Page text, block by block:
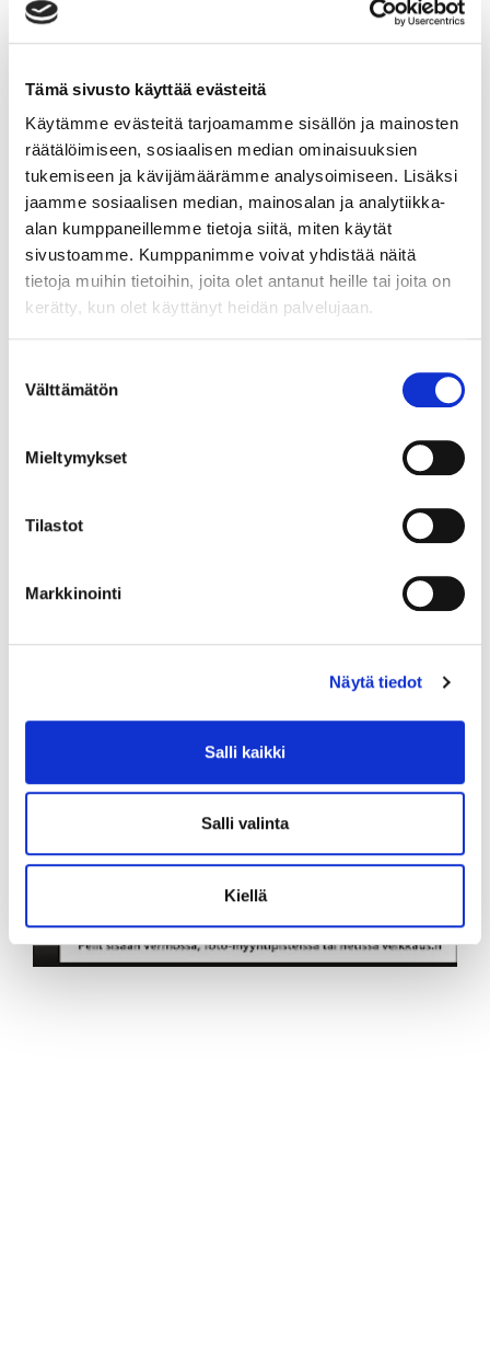
Tämä sivusto käyttää evästeitä
Käytämme evästeitä tarjoamamme sisällön ja mainosten
räätälöimiseen, sosiaalisen median ominaisuuksien
tukemiseen ja kävijämäärämme analysoimiseen. Lisäksi
jaamme sosiaalisen median, mainosalan ja analytiikka-
alan kumppaneillemme tietoja siitä, miten käytät
sivustoamme. Kumppanimme voivat yhdistää näitä
tietoja muihin tietoihin, joita olet antanut heille tai joita on
kerätty, kun olet käyttänyt heidän palvelujaan.
valinta
Välttämätön
Mieltymykset
Tilastot
Markkinointi
Näytä tiedot
Salli kaikki
Salli valinta
Kiellä